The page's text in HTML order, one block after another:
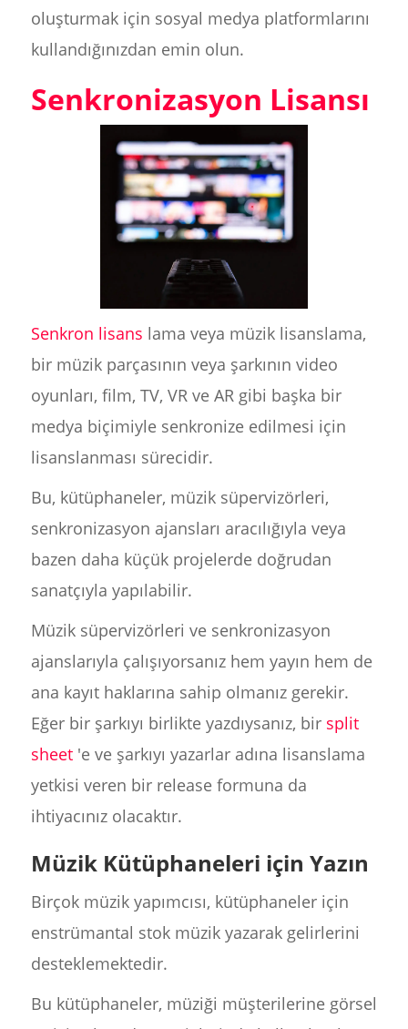
oluşturmak için sosyal medya platformlarını
kullandığınızdan emin olun.
Senkronizasyon Lisansı
Senkron lisans lama veya müzik lisanslama,
bir müzik parçasının veya şarkının video
oyunları, film, TV, VR ve AR gibi başka bir
medya biçimiyle senkronize edilmesi için
lisanslanması sürecidir.
Bu, kütüphaneler, müzik süpervizörleri,
senkronizasyon ajansları aracılığıyla veya
bazen daha küçük projelerde doğrudan
sanatçıyla yapılabilir.
Müzik süpervizörleri ve senkronizasyon
ajanslarıyla çalışıyorsanız hem yayın hem de
ana kayıt haklarına sahip olmanız gerekir.
Eğer bir şarkıyı birlikte yazdıysanız, bir split
sheet'e ve şarkıyı yazarlar adına lisanslama
yetkisi veren bir release formuna da
ihtiyacınız olacaktır.
Müzik Kütüphaneleri için Yazın
Birçok müzik yapımcısı, kütüphaneler için
enstrümantal stok müzik yazarak gelirlerini
desteklemektedir.
Bu kütüphaneler, müziği müşterilerine görsel